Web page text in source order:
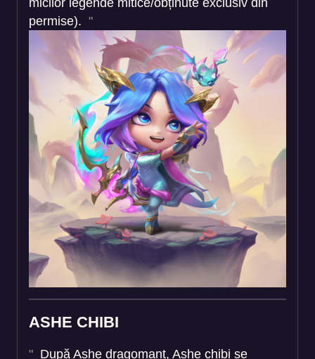
permise).
ASHE CHIBI
După Ashe dragomant, Ashe chibi se